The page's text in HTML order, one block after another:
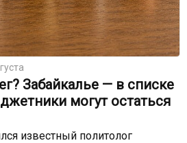
Забайкалье — в списке
могут остаться
известный политолог